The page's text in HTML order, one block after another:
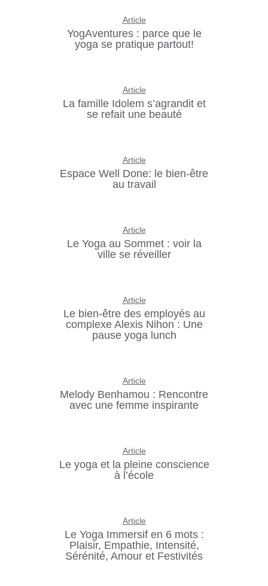
Article
YogAventures : parce que le
yoga se pratique partout!
Article
La famille Idolem s’agrandit et
se refait une beauté
Article
Espace Well Done: le bien-être
au travail
Article
Le Yoga au Sommet : voir la
ville se réveiller
Article
Le bien-être des employés au
complexe Alexis Nihon : Une
pause yoga lunch
Article
Melody Benhamou : Rencontre
avec une femme inspirante
Article
Le yoga et la pleine conscience
à l’école
Article
Le Yoga Immersif en 6 mots :
Plaisir, Empathie, Intensité,
Sérénité, Amour et Festivités